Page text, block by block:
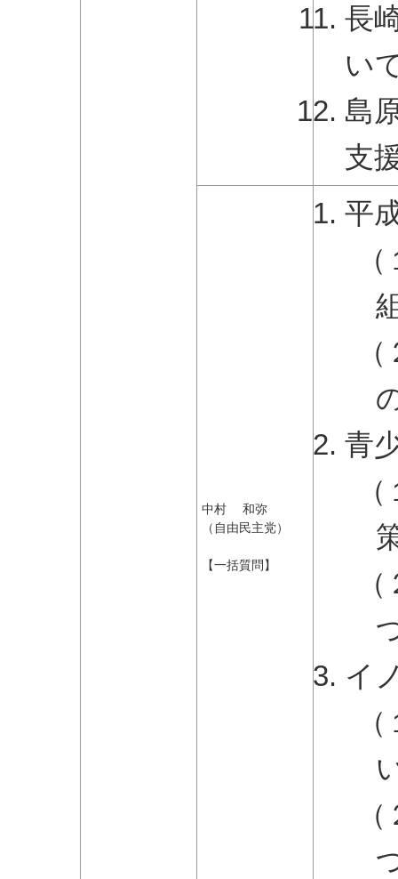
長
い
島
支
中村 和弥
（自由民主党）
【一括質問】
平
青
イ